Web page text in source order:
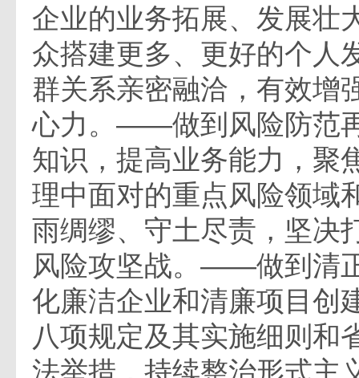
企业的业务拓展、发展壮
众搭建更多、更好的个人
群关系亲密融洽，有效增
心力。——做到风险防范
知识，提高业务能力，聚
理中面对的重点风险领域
雨绸缪、守土尽责，坚决
风险攻坚战。——做到清
化廉洁企业和清廉项目创
八项规定及其实施细则和